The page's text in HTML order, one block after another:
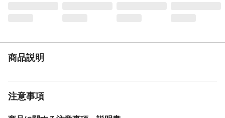
生産国
中国
商品説明
注意事項